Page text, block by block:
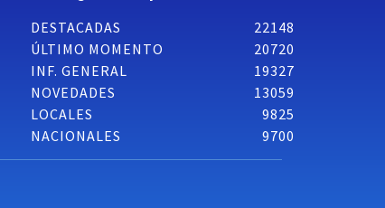
DESTACADAS
22148
ÚLTIMO MOMENTO
20720
INF. GENERAL
19327
NOVEDADES
13059
LOCALES
9825
NACIONALES
9700